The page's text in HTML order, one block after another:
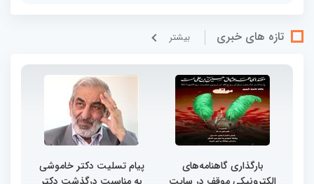
تازه های خبری بيشتر
بارگذاری گاهنامه‌های
پیام تسلیت دکتر خاموشی